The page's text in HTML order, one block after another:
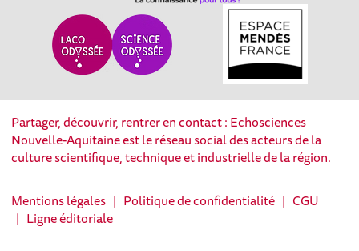
Partager, découvrir, rentrer en contact : Echosciences
Nouvelle-Aquitaine est le réseau social des acteurs de la
culture scientifique, technique et industrielle de la région.
Mentions légales | Politique de confidentialité | CGU
| Ligne éditoriale